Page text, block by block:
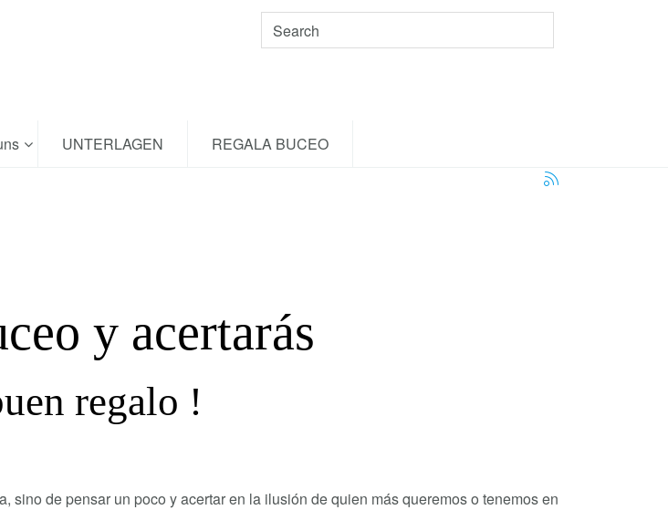
UNTERLAGEN REGALA BUCEO
y acertarás
regalo !
sino de pensar un poco y acertar en la ilusión de quien más queremos o tenemos en